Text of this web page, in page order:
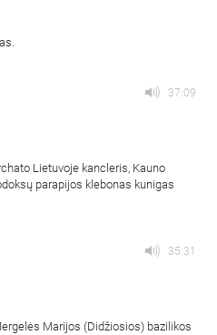
37:09
Lietuvoje kancleris, Kauno
parapijos klebonas kunigas
35:31
Marijos (Didžiosios) bazilikos